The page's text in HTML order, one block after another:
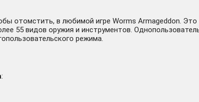
отомстить, в любимой игре Worms Armageddon.
55 видов оружия и инструментов.
режима.
: